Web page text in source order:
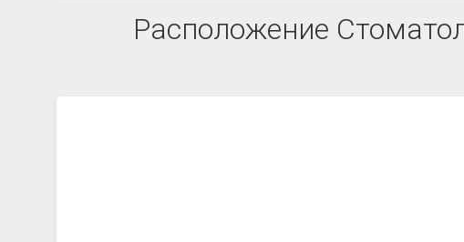
Расположение